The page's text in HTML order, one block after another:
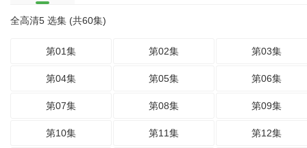
全高清5 选集 (共60集)
第01集 第02集 第03集
第04集 第05集 第06集
第07集 第08集 第09集
第10集 第11集 第12集